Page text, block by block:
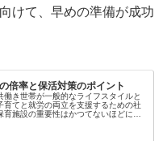
けて、早めの準備が成功
倍率と保活対策のポイント
働き世帯が一般的なライフスタイルと
育てと就労の両立を支援するための社
育施設の重要性はかつてないほどに高